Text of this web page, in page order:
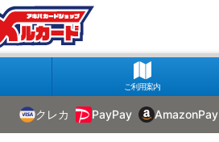
ご利用案内
クレカ PayPay AmazonPay